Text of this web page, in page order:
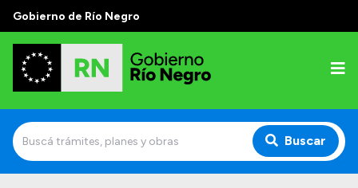
Gobierno de Río Negro
Buscar